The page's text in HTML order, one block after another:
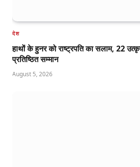
देश
हाथों के हुनर को राष्ट्रपति का सलाम, 22
प्रतिष्ठित सम्मान
August 5, 2026